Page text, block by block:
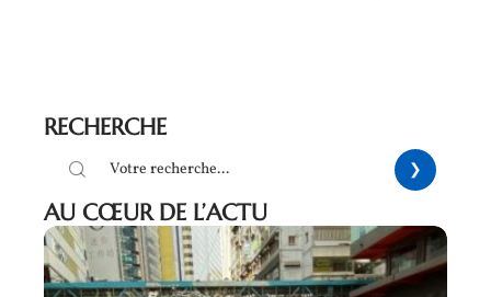
RECHERCHE
AU CŒUR DE L’ACTU